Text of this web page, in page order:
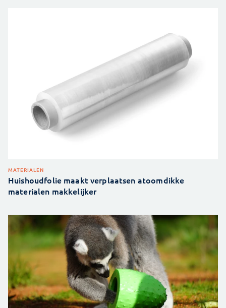
MATERIALEN
Huishoudfolie maakt verplaatsen atoomdikke
materialen makkelijker